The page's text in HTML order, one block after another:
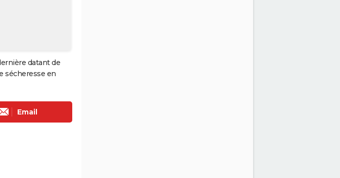
datant de
sécheresse en
Email